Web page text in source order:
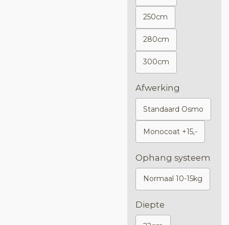
250cm
280cm
300cm
Afwerking
Standaard Osmo
Monocoat +15,-
Ophang systeem
Normaal 10-15kg
Diepte